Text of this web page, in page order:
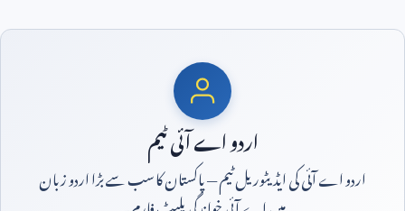
اردو اے آئی ٹیم
اردو اے آئی کی ایڈیٹوریل ٹیم — پاکستان کا سب سے بڑا اردو زبان